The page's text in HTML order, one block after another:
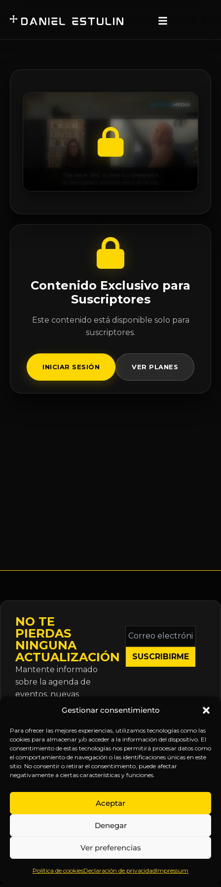
Gestionar consentimiento
Para ofrecer las mejores experiencias, utilizamos tecnologías como las
cookies para almacenar y/o acceder a la información del dispositivo. El
consentimiento de estas tecnologías nos permitirá procesar datos como
el comportamiento de navegación o las identificaciones únicas en este
sitio. No consentir o retirar el consentimiento, puede afectar
negativamente a ciertas características y funciones.
Aceptar
Denegar
Ver preferencias
Política de cookiesDeclaración de privacidadImpressum
Contenido Exclusivo para
Suscriptores
Este contenido está disponible solo para
suscriptores.
INICIAR SESIÓN VER PLANES
NO TE
PIERDAS
NINGUNA
ACTUALIZACIÓN
Mantente informado
sobre la agenda de
eventos, nuevas
publicaciones y
suscripción.
Correo
electrónico
*
Inteligencia
Anticipándonos
EXPLORA
Inicio
Sobre
Contenido
Webinars
LEGAL
Política
de
Términos y
Aviso
SÍGUENOS